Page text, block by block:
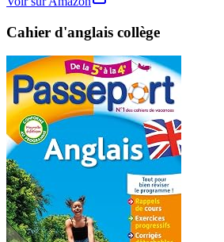
Cahier d'anglais collège